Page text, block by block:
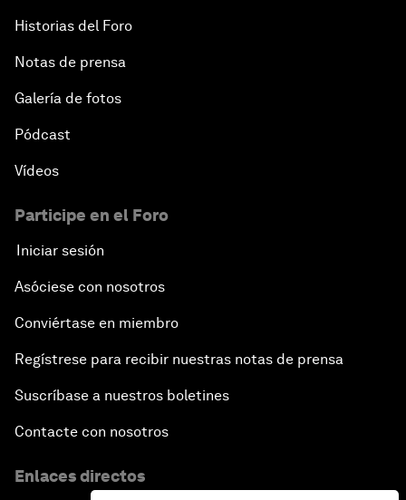
Historias del Foro
Notas de prensa
Galería de fotos
Pódcast
Vídeos
Participe en el Foro
Iniciar sesión
Asóciese con nosotros
Conviértase en miembro
Regístrese para recibir nuestras notas de prensa
Suscríbase a nuestros boletines
Contacte con nosotros
Enlaces directos